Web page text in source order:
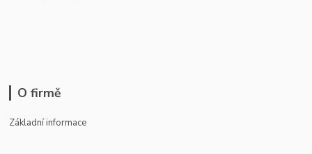
O firmě
Základní informace